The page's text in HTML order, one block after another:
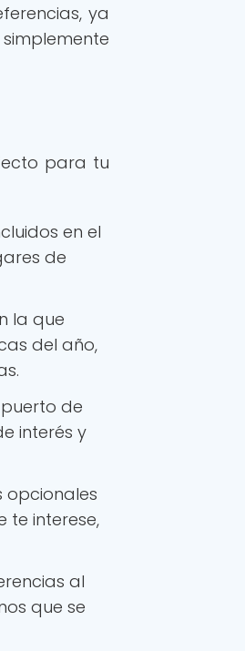
ya
para tu
en el
de
la que
del año,
de
interés y
opcionales
te interese,
al
que se